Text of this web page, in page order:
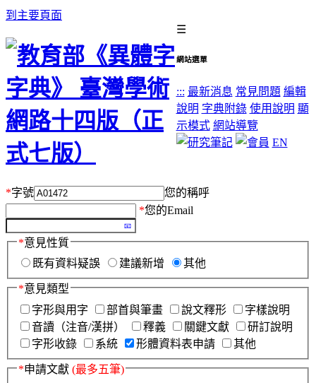
到主要頁面
☰
網站選單
::: 最新消息 常見問題 編輯
說明 字典附錄 使用說明 顯
示模式 網站導覽
EN
*字號
您的稱呼
*您的Email
*意見性質
既有資料疑誤
建議新增 其他
*意見類型
字形與用字
部首與筆畫 說文釋形
字樣說明
音讀（注音/漢拼）
釋義 關鍵文獻
研訂說明
字形收錄
系統 形體資料表申請 其他
*申請文獻 (最多五筆)